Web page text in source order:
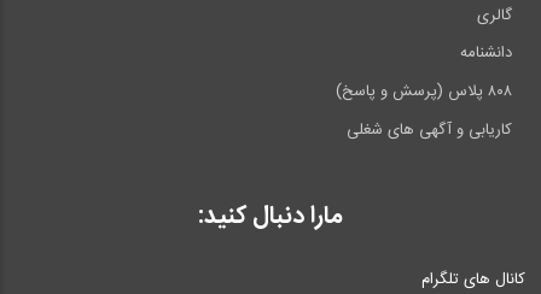
گالری
دانشنامه
۸۰۸ پلاس (پرسش و پاسخ)
کاریابی و آگهی های شغلی
مارا دنبال کنید:
کانال های تلگرام